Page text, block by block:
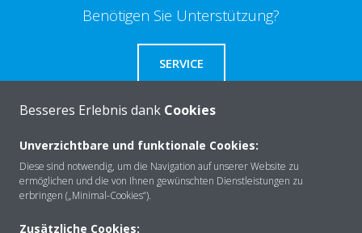
Benötigen Sie Unterstützung?
SERVICE
Über Daikin
Lösungen
Besseres Erlebnis dank Cookies
Unverzichtbare und funktionale Cookies:
Diese sind notwendig, um die Navigation auf unserer Website zu
ermöglichen und die von Ihnen gewünschten Dienstleistungen zu
erbringen („Minimal-Cookies“).
Zusätzliche Cookies: